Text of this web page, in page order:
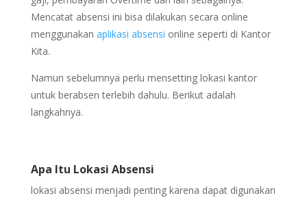
Mencatat absensi ini bisa dilakukan secara online
menggunakan aplikasi absensi online seperti di Kantor
Kita.
Namun sebelumnya perlu mensetting lokasi kantor
untuk berabsen terlebih dahulu. Berikut adalah
langkahnya.
Apa Itu Lokasi Absensi
lokasi absensi menjadi penting karena dapat digunakan